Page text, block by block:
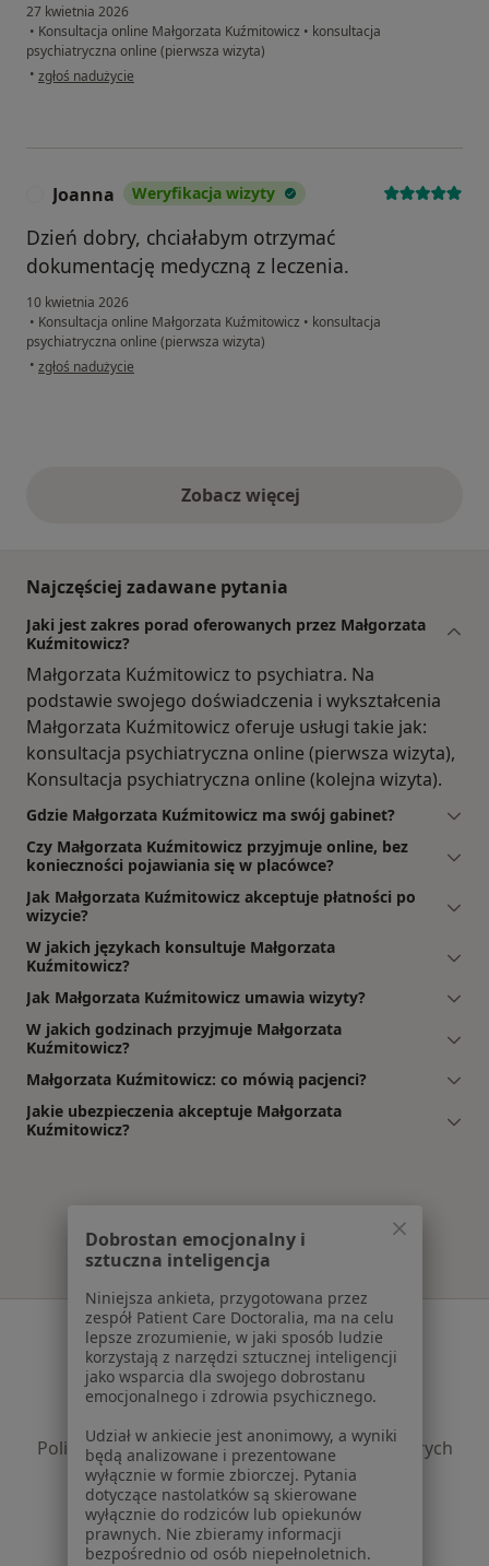
27 kwietnia 2026
• Konsultacja online Małgorzata Kuźmitowicz • konsultacja
psychiatryczna online (pierwsza wizyta)
• w opinii użytkownika Ania T.
zgłoś nadużycie
Joanna Weryfikacja wizyty
Dzień dobry, chciałabym otrzymać
dokumentację medyczną z leczenia.
10 kwietnia 2026
• Konsultacja online Małgorzata Kuźmitowicz • konsultacja
psychiatryczna online (pierwsza wizyta)
• w opinii użytkownika Joanna
zgłoś nadużycie
Zobacz więcejopinie powyżej
Najczęściej zadawane pytania
Jaki jest zakres porad oferowanych przez Małgorzata
Kuźmitowicz?
Małgorzata Kuźmitowicz to psychiatra. Na
podstawie swojego doświadczenia i wykształcenia
Małgorzata Kuźmitowicz oferuje usługi takie jak:
konsultacja psychiatryczna online (pierwsza wizyta),
Konsultacja psychiatryczna online (kolejna wizyta).
Gdzie Małgorzata Kuźmitowicz ma swój gabinet?
Czy Małgorzata Kuźmitowicz przyjmuje online, bez
konieczności pojawiania się w placówce?
Jak Małgorzata Kuźmitowicz akceptuje płatności po
wizycie?
W jakich językach konsultuje Małgorzata
Kuźmitowicz?
Jak Małgorzata Kuźmitowicz umawia wizyty?
W jakich godzinach przyjmuje Małgorzata
Kuźmitowicz?
Małgorzata Kuźmitowicz: co mówią pacjenci?
Jakie ubezpieczenia akceptuje Małgorzata
Kuźmitowicz?
Serwis
Regulamin
Polityka prywatności pacjentów
Polityka prywatności dla profesjonalistów, których
dane pozyskaliśmy samodzielnie
Polityka cookies
Jak działają wyniki wyszukiwania
Dostępność
Dobrostan emocjonalny i
sztuczna inteligencja
Niniejsza ankieta, przygotowana przez
zespół Patient Care Doctoralia, ma na celu
lepsze zrozumienie, w jaki sposób ludzie
korzystają z narzędzi sztucznej inteligencji
jako wsparcia dla swojego dobrostanu
emocjonalnego i zdrowia psychicznego.
Udział w ankiecie jest anonimowy, a wyniki
będą analizowane i prezentowane
wyłącznie w formie zbiorczej. Pytania
dotyczące nastolatków są skierowane
wyłącznie do rodziców lub opiekunów
prawnych. Nie zbieramy informacji
bezpośrednio od osób niepełnoletnich.